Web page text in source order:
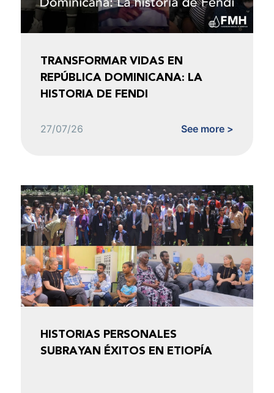
TRANSFORMAR VIDAS EN
REPÚBLICA DOMINICANA: LA
HISTORIA DE FENDI
27/07/26 See more >
HISTORIAS PERSONALES
SUBRAYAN ÉXITOS EN ETIOPÍA